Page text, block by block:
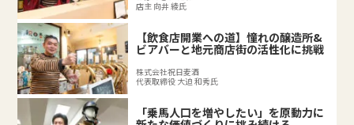
店主 向井 綾氏
【飲食店開業への道】憧れの醸造所&
ビアバーと地元商店街の活性化に挑戦
株式会社祝日麦酒
代表取締役 大迫 和秀氏
「乗馬人口を増やしたい」を原動力に